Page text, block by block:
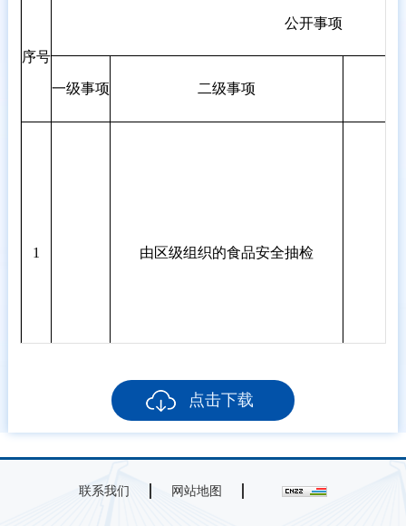
序号
公开事项
一级事项 二级事项
1 由区级组织的食品安全抽检
点击下载
联系我们 网站地图